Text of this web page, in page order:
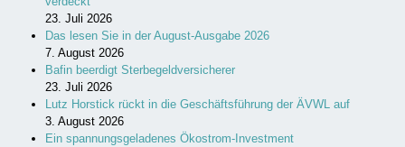
23. Juli 2026
Das lesen Sie in der August-Ausgabe 2026
7. August 2026
Bafin beerdigt Sterbegeldversicherer
23. Juli 2026
Lutz Horstick rückt in die Geschäftsführung der ÄVWL auf
3. August 2026
Ein spannungsgeladenes Ökostrom-Investment